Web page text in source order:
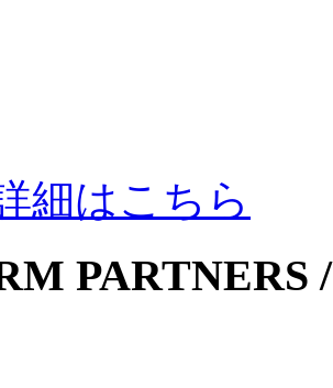
細はこちら
PARTNERS